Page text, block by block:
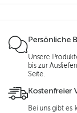
Persönliche
Unsere
bis zur
Seite.
Kostenfreier
Bei uns gibt es